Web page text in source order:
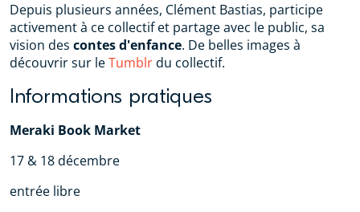
Depuis plusieurs années, Clément Bastias, participe
activement à ce collectif et partage avec le public, sa
vision des contes d'enfance. De belles images à
découvrir sur leTumblrdu collectif.
Informations pratiques
Meraki Book Market
17 & 18 décembre
entrée libre